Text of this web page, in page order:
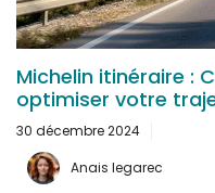
Michelin itinéraire :
optimiser votre
30 décembre 2024
Anais legarec